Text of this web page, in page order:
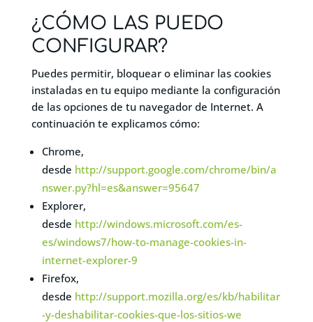
¿CÓMO LAS PUEDO
CONFIGURAR?
Puedes permitir, bloquear o eliminar las cookies
instaladas en tu equipo mediante la configuración
de las opciones de tu navegador de Internet. A
continuación te explicamos cómo:
Chrome,
desde http://support.google.com/chrome/bin/a
nswer.py?hl=es&answer=95647
Explorer,
desde http://windows.microsoft.com/es-
es/windows7/how-to-manage-cookies-in-
internet-explorer-9
Firefox,
desde http://support.mozilla.org/es/kb/habilitar
-y-deshabilitar-cookies-que-los-sitios-we